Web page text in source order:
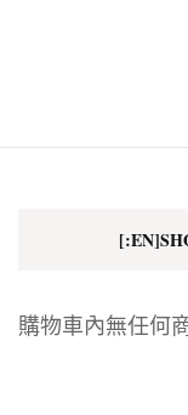
購物車內無任何